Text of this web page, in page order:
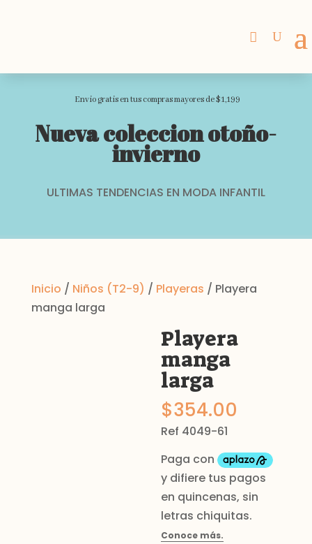
Envio gratis en tus compras mayores de $1,199
Nueva coleccion otoño-
invierno
ULTIMAS TENDENCIAS EN MODA INFANTIL
Inicio / Niños (T2-9) / Playeras / Playera
manga larga
Playera
manga
larga
$354.00
Ref 4049-61